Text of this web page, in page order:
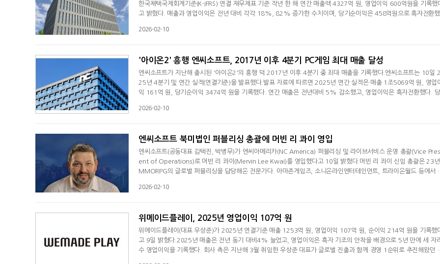
한국채택국제회계기준(K-IFRS) 연결 재무제표 기준 작년 한 해 연간 매출액 4327억 원, 영업이익 600억원을 기록했
고 밝혔다. 매출과 영업이익은 전년 대비 각각 18%, 82% 증가한 수치이며, 당기순이익은 458억원으로 흑자전환했
다. 지난해 선보인 'P의 거짓'이 글로벌 스테디셀러로 자리잡고, 이밖에 '셰이프 오브 드림즈' 등 PC·콘솔 신작이 흥행하
2026-02-10
'아이온2' 흥행 엔씨소프트, 2017년 이후 4분기 PC게임 최대 매출 달성
엔씨소프트가 지난해 출시된 '아이온2'의 흥행 덕 2017년 이후 4분기 중 최대 매출을 기록했다.엔씨소프트는 10일
25년 4분기 및 연간 실적(연결기준)을 발표했다.발표 자료에 따르면 2025년 연간 실적은 매출 1조5069억 원, 영업이
익 161억 원, 당기순이익 3474억 원을 기록했다. 연간 매출은 전년대비 5% 감소했고, 영업이익은 흑자전환했다.
75억 원, 북미·유럽 1247억 원이다. 로열티 매출은 1764억 원으로, 전체 매출 중 해외 및 로열티 매출의 비중은 38%
2026-02-10
엔씨소프트 북미법인 퍼블리싱 총괄에 머빈 리 콰이 영입
엔씨소프트(공동대표 김택진, 박병무)가 엔씨아메리카(NC America) 퍼블리싱 및 라이브서비스 운영 총괄(Vice
ent of Operations)로 머빈 리 콰이(Mervin Lee Kwai)를 영입했다고 10일 밝혔다.머빈 리 콰이 신임 총괄은 23
MMORPG의 글로벌 퍼블리싱을 담당해온 전문가다. 아마존게임즈, 소니온라인엔터테인먼트, 트라이온월드 등에서
AND LIBERTY)'를 포함한 한국 PC∙콘솔 MMORPG의 글로벌 론칭과 서비스를 총괄했으며 한국과 서구권 게임산업 전
2026-02-10
위메이드플레이, 2025년 영업이익 107억 원
위메이드플레이(대표 우상준)가 2025년 연결기준 매출 1253억 원, 영업이익 107억 원, 순이익 214억 원을 기록했
고 9일 밝혔다.2025년 매출은 전년 동기 대비4% 늘었고, 영업이익은 흑자 기조의 안착을 배경으로 5년 만에 세 자리
수 영업이익을 기록했다. 회사 측은 지난해 3월 취임한 우상준 대표가 글로벌 진출과 함께 경영 1순위로 추진해왔던